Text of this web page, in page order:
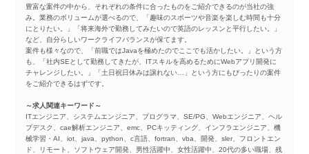
豊富な案件の中から、それぞれの条件に合ったものをご紹介できるのが当社の強
み。業務のボリュームが選べるので、「趣味のスポーツや音楽を楽しむ時間も十分
にとりたい。」「将来海外で勤務してみたいので英語のレッスンと平行したい。」
など、自分らしいワークライフバランスが保てます。
案件も様々なので、「前職ではJavaを極めたのでここでも活かしたい。」という方
も、「社内SEとして勤務してきたが、ITスキルを高めるためにWebアプリ開発に
チャレンジしたい。」「土日祝日休みは譲れない…」という方にもぴったりの案件
をご紹介できるはずです。
～求人関連キーワード～
ITエンジニア、システムエンジニア、プログラマ、SE/PG、Webエンジニア、ヘル
プデスク、cae解析エンジニア、emc、PCキッティング、インフラエンジニア、機
械学習・AI、iot、java、python、c言語、fortran、vba、開発、sler、フロントエン
ド、リモート、ソフトウェア開発、男性活躍中、女性活躍中、20代の多い職場、残